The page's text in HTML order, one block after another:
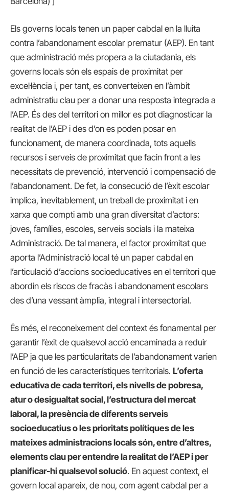
Els governs locals tenen un paper cabdal en la lluita
contra l’abandonament escolar prematur (AEP). En tant
que administració més propera a la ciutadania, els
governs locals són els espais de proximitat per
excel·lència i, per tant, es converteixen en l’àmbit
administratiu clau per a donar una resposta integrada a
l’AEP. És des del territori on millor es pot diagnosticar la
realitat de l’AEP i des d’on es poden posar en
funcionament, de manera coordinada, tots aquells
recursos i serveis de proximitat que facin front a les
necessitats de prevenció, intervenció i compensació de
l’abandonament. De fet, la consecució de l’èxit escolar
implica, inevitablement, un treball de proximitat i en
xarxa que compti amb una gran diversitat d’actors:
joves, famílies, escoles, serveis socials i la mateixa
Administració. De tal manera, el factor proximitat que
aporta l’Administració local té un paper cabdal en
l’articulació d’accions socioeducatives en el territori que
abordin els riscos de fracàs i abandonament escolars
des d’una vessant àmplia, integral i intersectorial.
És més, el reconeixement del context és fonamental per
garantir l’èxit de qualsevol acció encaminada a reduir
l’AEP ja que les particularitats de l’abandonament varien
en funció de les característiques territorials. L’oferta
educativa de cada territori, els nivells de pobresa,
atur o desigualtat social, l’estructura del mercat
laboral, la presència de diferents serveis
socioeducatius o les prioritats polítiques de les
mateixes administracions locals són, entre d’altres,
elements clau per entendre la realitat de l’AEP i per
planificar-hi qualsevol solució. En aquest context, el
govern local apareix, de nou, com agent cabdal per a